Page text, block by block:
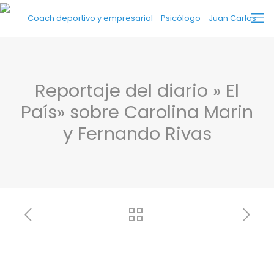
Reportaje del diario » El
País» sobre Carolina Marin
y Fernando Rivas